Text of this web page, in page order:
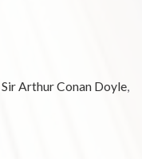
Sir Arthur Conan Doyle,